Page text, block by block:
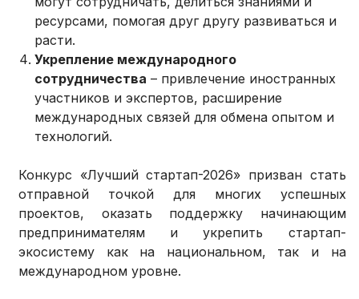
ресурсами, помогая друг другу развиваться и
расти.
Укрепление международного
сотрудничества – привлечение иностранных
участников и экспертов, расширение
международных связей для обмена опытом и
технологий.
Конкурс «Лучший стартап-2026» призван стать
отправной точкой для многих успешных
проектов, оказать поддержку начинающим
предпринимателям и укрепить стартап-
экосистему как на национальном, так и на
международном уровне.